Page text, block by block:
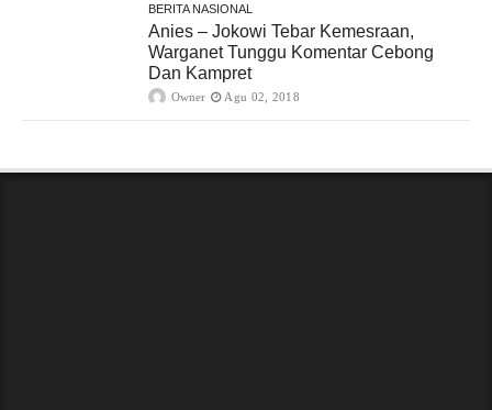
BERITA NASIONAL
Anies – Jokowi Tebar Kemesraan,
Warganet Tunggu Komentar Cebong
Dan Kampret
Owner Agu 02, 2018